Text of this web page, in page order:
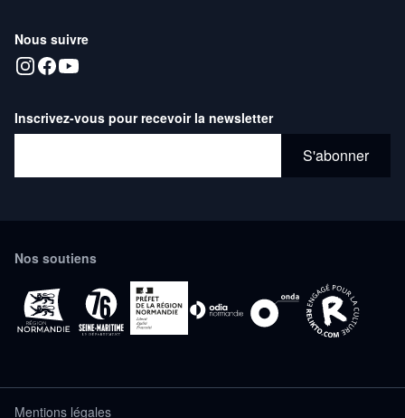
Nous suivre
Inscrivez-vous pour recevoir la newsletter
Nos soutiens
Mentions légales